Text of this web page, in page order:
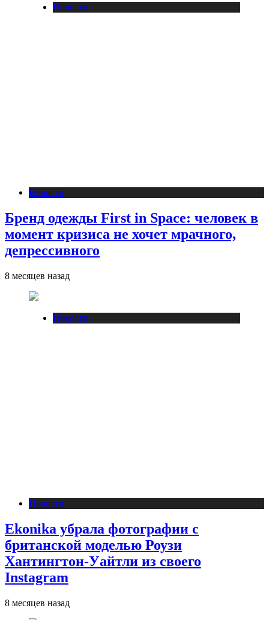
Новости
Новости
Бренд одежды First in Space: человек в
момент кризиса не хочет мрачного,
депрессивного
8 месяцев назад
Новости
Новости
Ekonika убрала фотографии с
британской моделью Роузи
Хантингтон-Уайтли из своего
Instagram
8 месяцев назад